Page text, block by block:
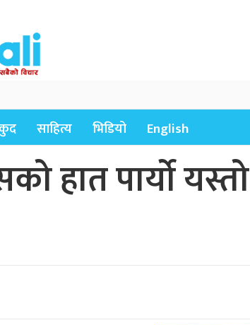
साहित्य भिडियो English
हात पार्यो यस्तो